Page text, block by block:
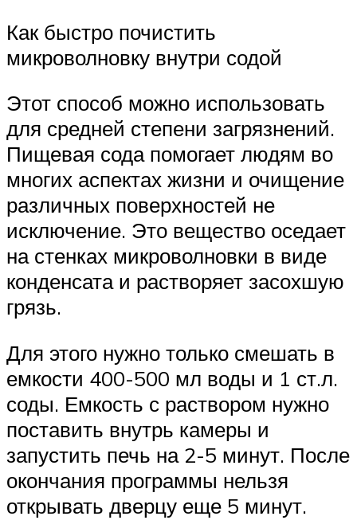
Как быстро почистить
микроволновку внутри содой
Этот способ можно использовать
для средней степени загрязнений.
Пищевая сода помогает людям во
многих аспектах жизни и очищение
различных поверхностей не
исключение. Это вещество оседает
на стенках микроволновки в виде
конденсата и растворяет засохшую
грязь.
Для этого нужно только смешать в
емкости 400-500 мл воды и 1 ст.л.
соды. Емкость с раствором нужно
поставить внутрь камеры и
запустить печь на 2-5 минут. После
окончания программы нельзя
открывать дверцу еще 5 минут.